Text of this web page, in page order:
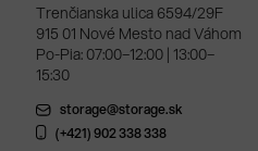
Trenčianska ulica 6594/29F
915 01 Nové Mesto nad Váhom
Po-Pia: 07:00–12:00 | 13:00–
15:30
storage@storage.sk
(+421) 902 338 338